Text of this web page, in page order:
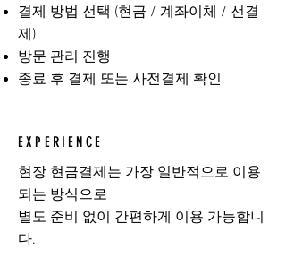
결제 방법 선택 (현금 / 계좌이체 / 선결
제)
방문 관리 진행
종료 후 결제 또는 사전결제 확인
EXPERIENCE
현장 현금결제는 가장 일반적으로 이용
되는 방식으로
별도 준비 없이 간편하게 이용 가능합니
다.